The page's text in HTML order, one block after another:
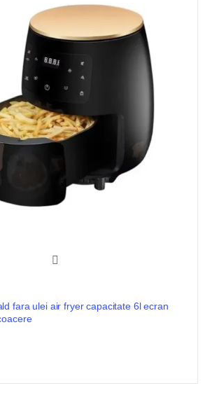
fara ulei air fryer capacitate 6l ecran